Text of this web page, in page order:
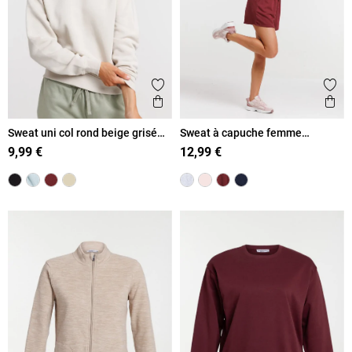
Ajouter aux favoris
Aperçu rapide
Sweat uni col rond beige grisé
femme
9,99 €
Sweat à capuche femme
bordeaux foncé
12,99 €